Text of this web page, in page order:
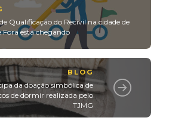
Qualificação do Recivil na cidade de
Fora está chegando
BLOG
da doação simbólica de
de dormir realizada pelo
TJMG